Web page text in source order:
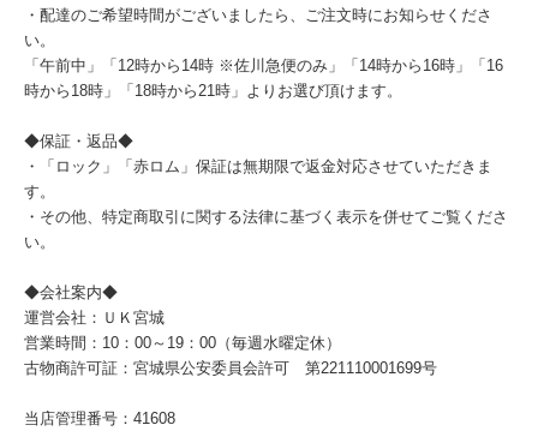
・配達のご希望時間がございましたら、ご注文時にお知らせくださ
い。
「午前中」「12時から14時 ※佐川急便のみ」「14時から16時」「16
時から18時」「18時から21時」よりお選び頂けます。
◆保証・返品◆
・「ロック」「赤ロム」保証は無期限で返金対応させていただきま
す。
・その他、特定商取引に関する法律に基づく表示を併せてご覧くださ
い。
◆会社案内◆
運営会社：ＵＫ宮城
営業時間：10：00～19：00（毎週水曜定休）
古物商許可証：宮城県公安委員会許可 第221110001699号
当店管理番号：41608